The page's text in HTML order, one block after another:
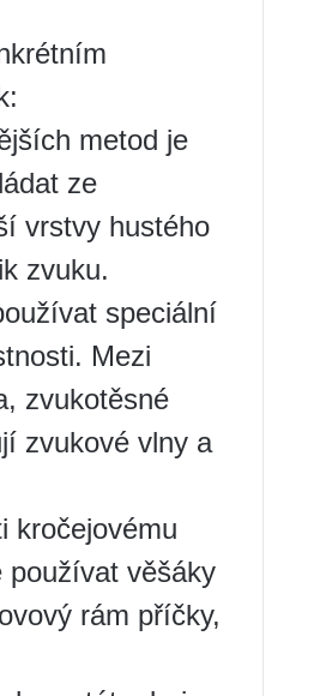
metod je
ze
vrstvy hustého
zvuku.
speciální
Mezi
zvukotěsné
zvukové vlny a
kročejovému
používat věšáky
rám příčky,